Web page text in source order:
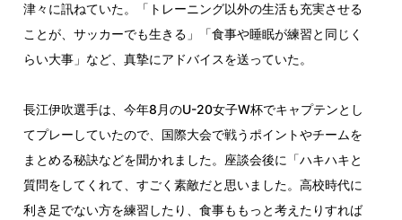
津々に訊ねていた。「トレーニング以外の生活も充実させる
ことが、サッカーでも生きる」「食事や睡眠が練習と同じく
らい大事」など、真摯にアドバイスを送っていた。
長江伊吹選手は、今年8月のU-20女子W杯でキャプテンとし
てプレーしていたので、国際大会で戦うポイントやチームを
まとめる秘訣などを聞かれました。座談会後に「ハキハキと
質問をしてくれて、すごく素敵だと思いました。高校時代に
利き足でない方を練習したり、食事ももっと考えたりすれば